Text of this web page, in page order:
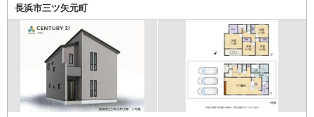
長浜市三ツ矢元町